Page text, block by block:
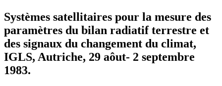
Systèmes satellitaires pour la mesure des
paramètres du bilan radiatif terrestre et
des signaux du changement du climat,
IGLS, Autriche, 29 aôut- 2 septembre
1983.